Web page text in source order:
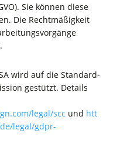
Sie kön­nen die­se
Die Recht­mä­ßig­keit
wird auf die Stan­dard­
gestützt. Details
legal/scc und htt
legal/gdpr-